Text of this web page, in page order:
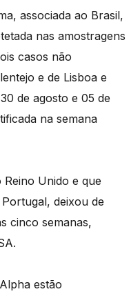
associada ao Brasil,
nas amostragens
casos não
e de Lisboa e
de agosto e 05 de
na semana
Unido e que
deixou de
cinco semanas,
estão